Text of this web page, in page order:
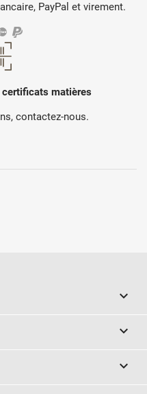
PayPal et virement.
certificats matières
contactez-nous.


